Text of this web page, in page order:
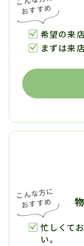
希望の来
まずは来
忙しくて
い。